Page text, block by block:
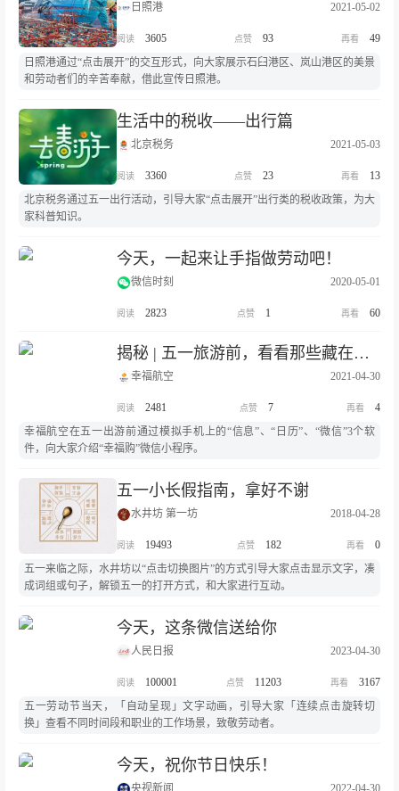
日照港 2021-05-02
3605 93
49
日照港通过“点击展开”的交互形式，向大家展示石臼港区、岚山港区的美景
和劳动者们的辛苦奉献，借此宣传日照港。
生活中的税收——出行篇
北京税务 2021-05-03
3360 23
13
北京税务通过五一出行活动，引导大家“点击展开”出行类的税收政策，为大
家科普知识。
今天，一起来让手指做劳动吧！
微信时刻 2020-05-01
2823 1 60
揭秘 | 五一旅游前，看看那些藏在手机里的秘密
幸福航空 2021-04-30
2481 7
4
幸福航空在五一出游前通过模拟手机上的“信息”、“日历”、“微信”3个软
件，向大家介绍“幸福购”微信小程序。
五一小长假指南，拿好不谢
水井坊 第一坊 2018-04-28
19493 182
0
五一来临之际，水井坊以“点击切换图片”的方式引导大家点击显示文字，凑
成词组或句子，解锁五一的打开方式，和大家进行互动。
今天，这条微信送给你
人民日报 2023-04-30
100001 11203
3167
五一劳动节当天，「自动呈现」文字动画，引导大家「连续点击旋转切
换」查看不同时间段和职业的工作场景，致敬劳动者。
今天，祝你节日快乐！
央视新闻 2022-04-30